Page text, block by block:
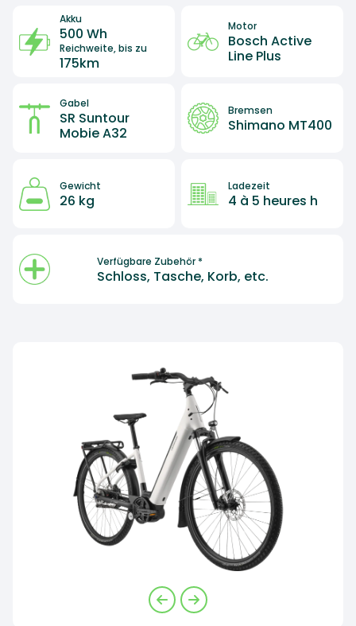
Akku
500 Wh
Reichweite, bis zu
175km
Motor
Bosch Active
Line Plus
Gabel
SR Suntour
Mobie A32
Bremsen
Shimano MT400
Gewicht
26 kg
Ladezeit
4 à 5 heures h
Verfügbare Zubehör *
Schloss, Tasche, Korb, etc.